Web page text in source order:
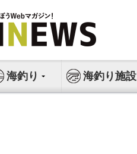
海釣り 海釣り施設